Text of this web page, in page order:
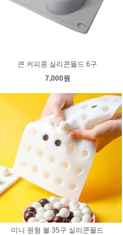
큰 커피콩 실리콘몰드 6구
7,000원
미니 원형 볼 35구 실리콘몰드